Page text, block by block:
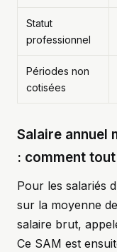
Statut
professionnel
Périodes non
cotisées
Salaire annuel
: comment
Pour les salariés
sur la moyenne
salaire brut,
Ce SAM est